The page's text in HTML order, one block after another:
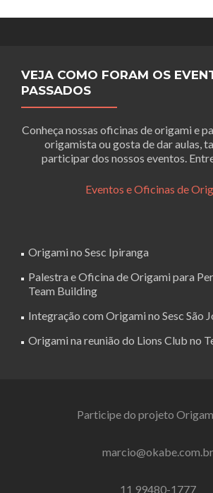
VEJA COMO FORAM OS
PASSADOS
Conheça nossas oficinas de origami e
origamista ou gosta de dar aulas,
participar dos nossos eventos.
Eventos e Oficinas de
Origami no Sesc Ipiranga
Palestra e Oficina de Origami para
Team Building
Integração com Origami no Sesc São
Origami na reunião do Lions Club no
Participe do projeto
marcio@okabe.com.br
11 99480-1777